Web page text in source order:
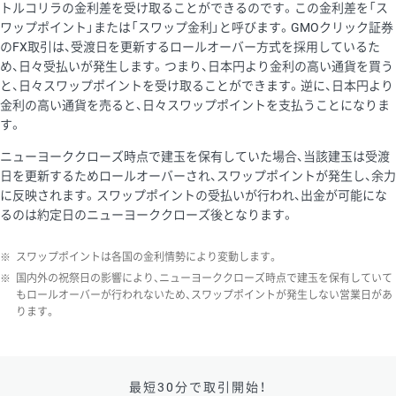
トルコリラの金利差を受け取ることができるのです。この金利差を「ス
ワップポイント」または「スワップ金利」と呼びます。GMOクリック証券
のFX取引は、受渡日を更新するロールオーバー方式を採用しているた
め、日々受払いが発生します。つまり、日本円より金利の高い通貨を買う
と、日々スワップポイントを受け取ることができます。逆に、日本円より
金利の高い通貨を売ると、日々スワップポイントを支払うことになりま
す。
ニューヨーククローズ時点で建玉を保有していた場合、当該建玉は受渡
日を更新するためロールオーバーされ、スワップポイントが発生し、余力
に反映されます。スワップポイントの受払いが行われ、出金が可能にな
るのは約定日のニューヨーククローズ後となります。
※ スワップポイントは各国の金利情勢により変動します。
※
国内外の祝祭日の影響により、ニューヨーククローズ時点で建玉を保有していて
もロールオーバーが行われないため、スワップポイントが発生しない営業日があ
ります。
最短30分で取引開始！